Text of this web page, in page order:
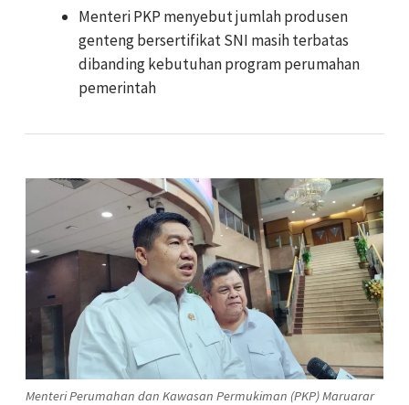
Menteri PKP menyebut jumlah produsen
genteng bersertifikat SNI masih terbatas
dibanding kebutuhan program perumahan
pemerintah
Menteri Perumahan dan Kawasan Permukiman (PKP) Maruarar